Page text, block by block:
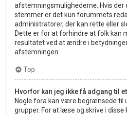
afstemningsmulighederne. Hvis
stemmer er det kun forummets
administratorer, der kan rette eller
Dette er for at forhindre at folk kan
resultatet ved at ændre i
afstemningen.
Top
Hvorfor kan jeg ikke få adgang til
Nogle fora kan være begrænsede til
grupper. For at læse og skrive i